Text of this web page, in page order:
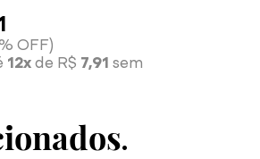
OFF)
12xde R$ 7,91 sem